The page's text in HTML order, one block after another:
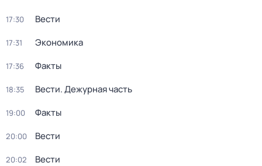
17:30 Вести
17:31 Экономика
17:36 Факты
18:35 Вести. Дежурная часть
19:00 Факты
20:00 Вести
20:02 Вести